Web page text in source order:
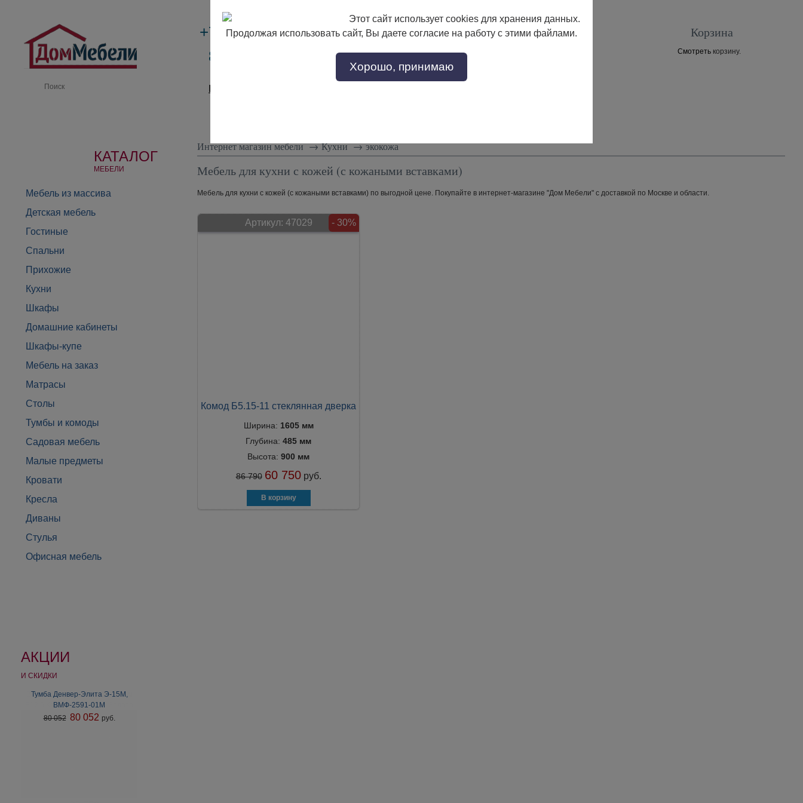
+7 (495)133-17-89
8 (800) 302-17-89
с 9:00 до 18:00
Заказать звонок
Производители
Корзина
Смотреть корзину.
КАТАЛОГ
МЕБЕЛИ
Мебель из массива
Детская мебель
Гостиные
Спальни
Прихожие
Кухни
Шкафы
Домашние кабинеты
Шкафы-купе
Мебель на заказ
Матрасы
Столы
Тумбы и комоды
Садовая мебель
Малые предметы
Кровати
Кресла
Диваны
Стулья
Офисная мебель
АКЦИИ
И СКИДКИ
Вешалка с фигурным карнизом
Б12.6 Карамель/Патина Золото
Тумба Денвер-Элита Э-15М,
ВМФ-2591-01М
80 052 80 052 руб.
Интернет магазин мебели→ Кухни→ экокожа
Мебель для кухни с кожей (с кожаными вставками)
Мебель для кухни с кожей (с кожаными вставками) по выгодной цене. Покупайте в интернет-магазине "Дом Мебели" с доставкой по Москве и области.
Артикул: 47029 - 30%
Комод Б5.15-11 стеклянная дверка
Ширина: 1605 мм
Глубина: 485 мм
Высота: 900 мм
86 790 60 750 руб.
Этот сайт использует cookies для хранения данных.
Продолжая использовать сайт, Вы даете согласие на работу с этими файлами.
Хорошо, принимаю